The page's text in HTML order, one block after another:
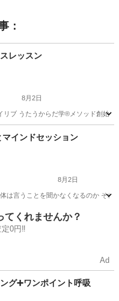
：
レッスン
8月2日
ブ うたうからだ学®︎メソッド創始
スタジオ
インドセッション
8月2日
は言うことを聞かなくなるのか そ
ッション
てくれませんか？
0円‼️
Ad
グ➕ワンポイント呼吸